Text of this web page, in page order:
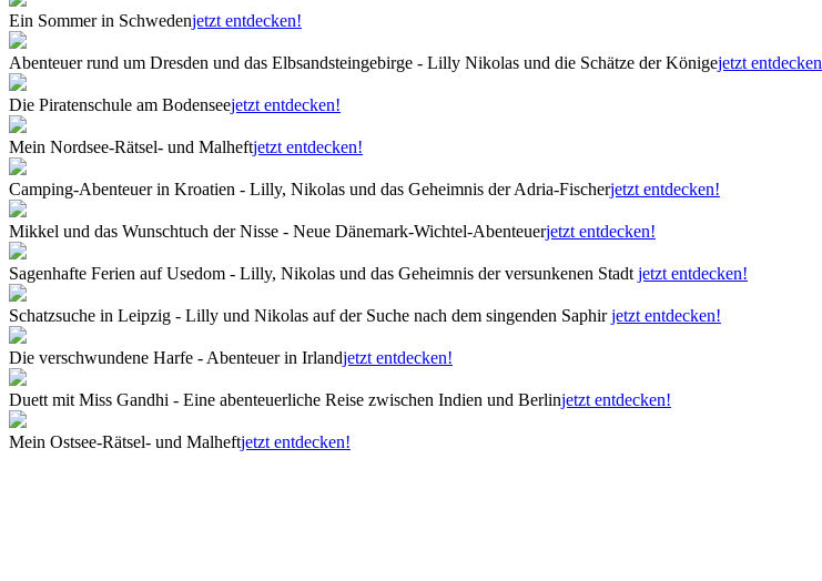
Ein Sommer in Schwedenjetzt entdecken!
Abenteuer rund um Dresden und das Elbsandsteingebirge - Lilly Nikolas und die Schätze der Königejetzt
Die Piratenschule am Bodenseejetzt entdecken!
Mein Nordsee-Rätsel- und Malheftjetzt entdecken!
Camping-Abenteuer in Kroatien - Lilly, Nikolas und das Geheimnis der Adria-Fischerjetzt entdecken!
Mikkel und das Wunschtuch der Nisse - Neue Dänemark-Wichtel-Abenteuerjetzt entdecken!
Sagenhafte Ferien auf Usedom - Lilly, Nikolas und das Geheimnis der versunkenen Stadt jetzt entdecken!
Schatzsuche in Leipzig - Lilly und Nikolas auf der Suche nach dem singenden Saphirjetzt entdecken!
Die verschwundene Harfe - Abenteuer in Irlandjetzt entdecken!
Duett mit Miss Gandhi - Eine abenteuerliche Reise zwischen Indien und Berlinjetzt entdecken!
Mein Ostsee-Rätsel- und Malheftjetzt entdecken!